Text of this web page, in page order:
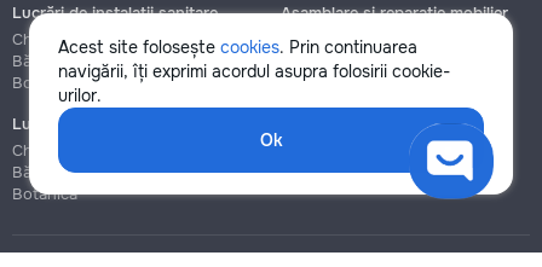
Acest site folosește cookies. Prin continuarea
navigării, îți exprimi acordul asupra folosirii cookie-
urilor.
Ok
Lucrări de instalații sanitare
Chișinău
Bălți
Botanica
Asamblare și reparație mobilier
Chișinău
Botanica
Lucrări de construcție și instalare
Chișinău
Bălți
Botanica